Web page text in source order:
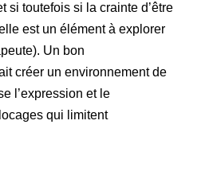
si toutefois si la crainte d’être
est un élément à explorer
Un bon
créer un environnement de
l’expression et le
qui limitent